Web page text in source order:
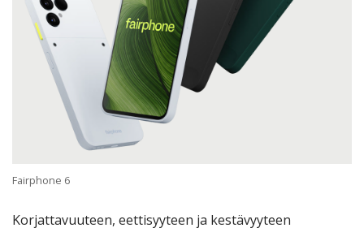
Fairphone 6
Korjattavuuteen, eettisyyteen ja kestävyyteen